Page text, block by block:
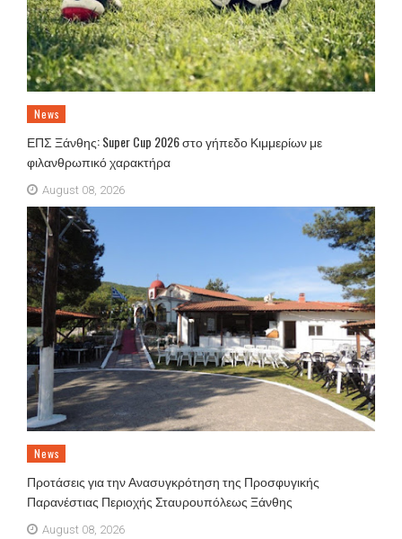
News
ΕΠΣ Ξάνθης: Super Cup 2026 στο γήπεδο Κιμμερίων με
φιλανθρωπικό χαρακτήρα
August 08, 2026
News
Προτάσεις για την Ανασυγκρότηση της Προσφυγικής
Παρανέστιας Περιοχής Σταυρουπόλεως Ξάνθης
August 08, 2026